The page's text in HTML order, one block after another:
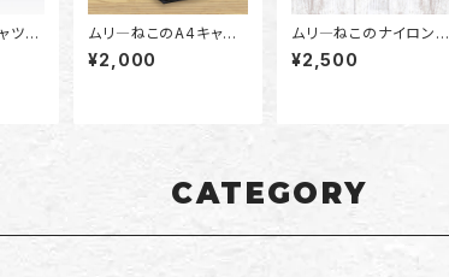
ツ
ムリ―ねこのA4キャン
バストートバッグ（黒/
白）
¥2,000
ムリ―ねこのナイロンサ
コッシュ（ネイビー/サン
ドカーキ/オリーブ）
¥2,500
CATEGORY